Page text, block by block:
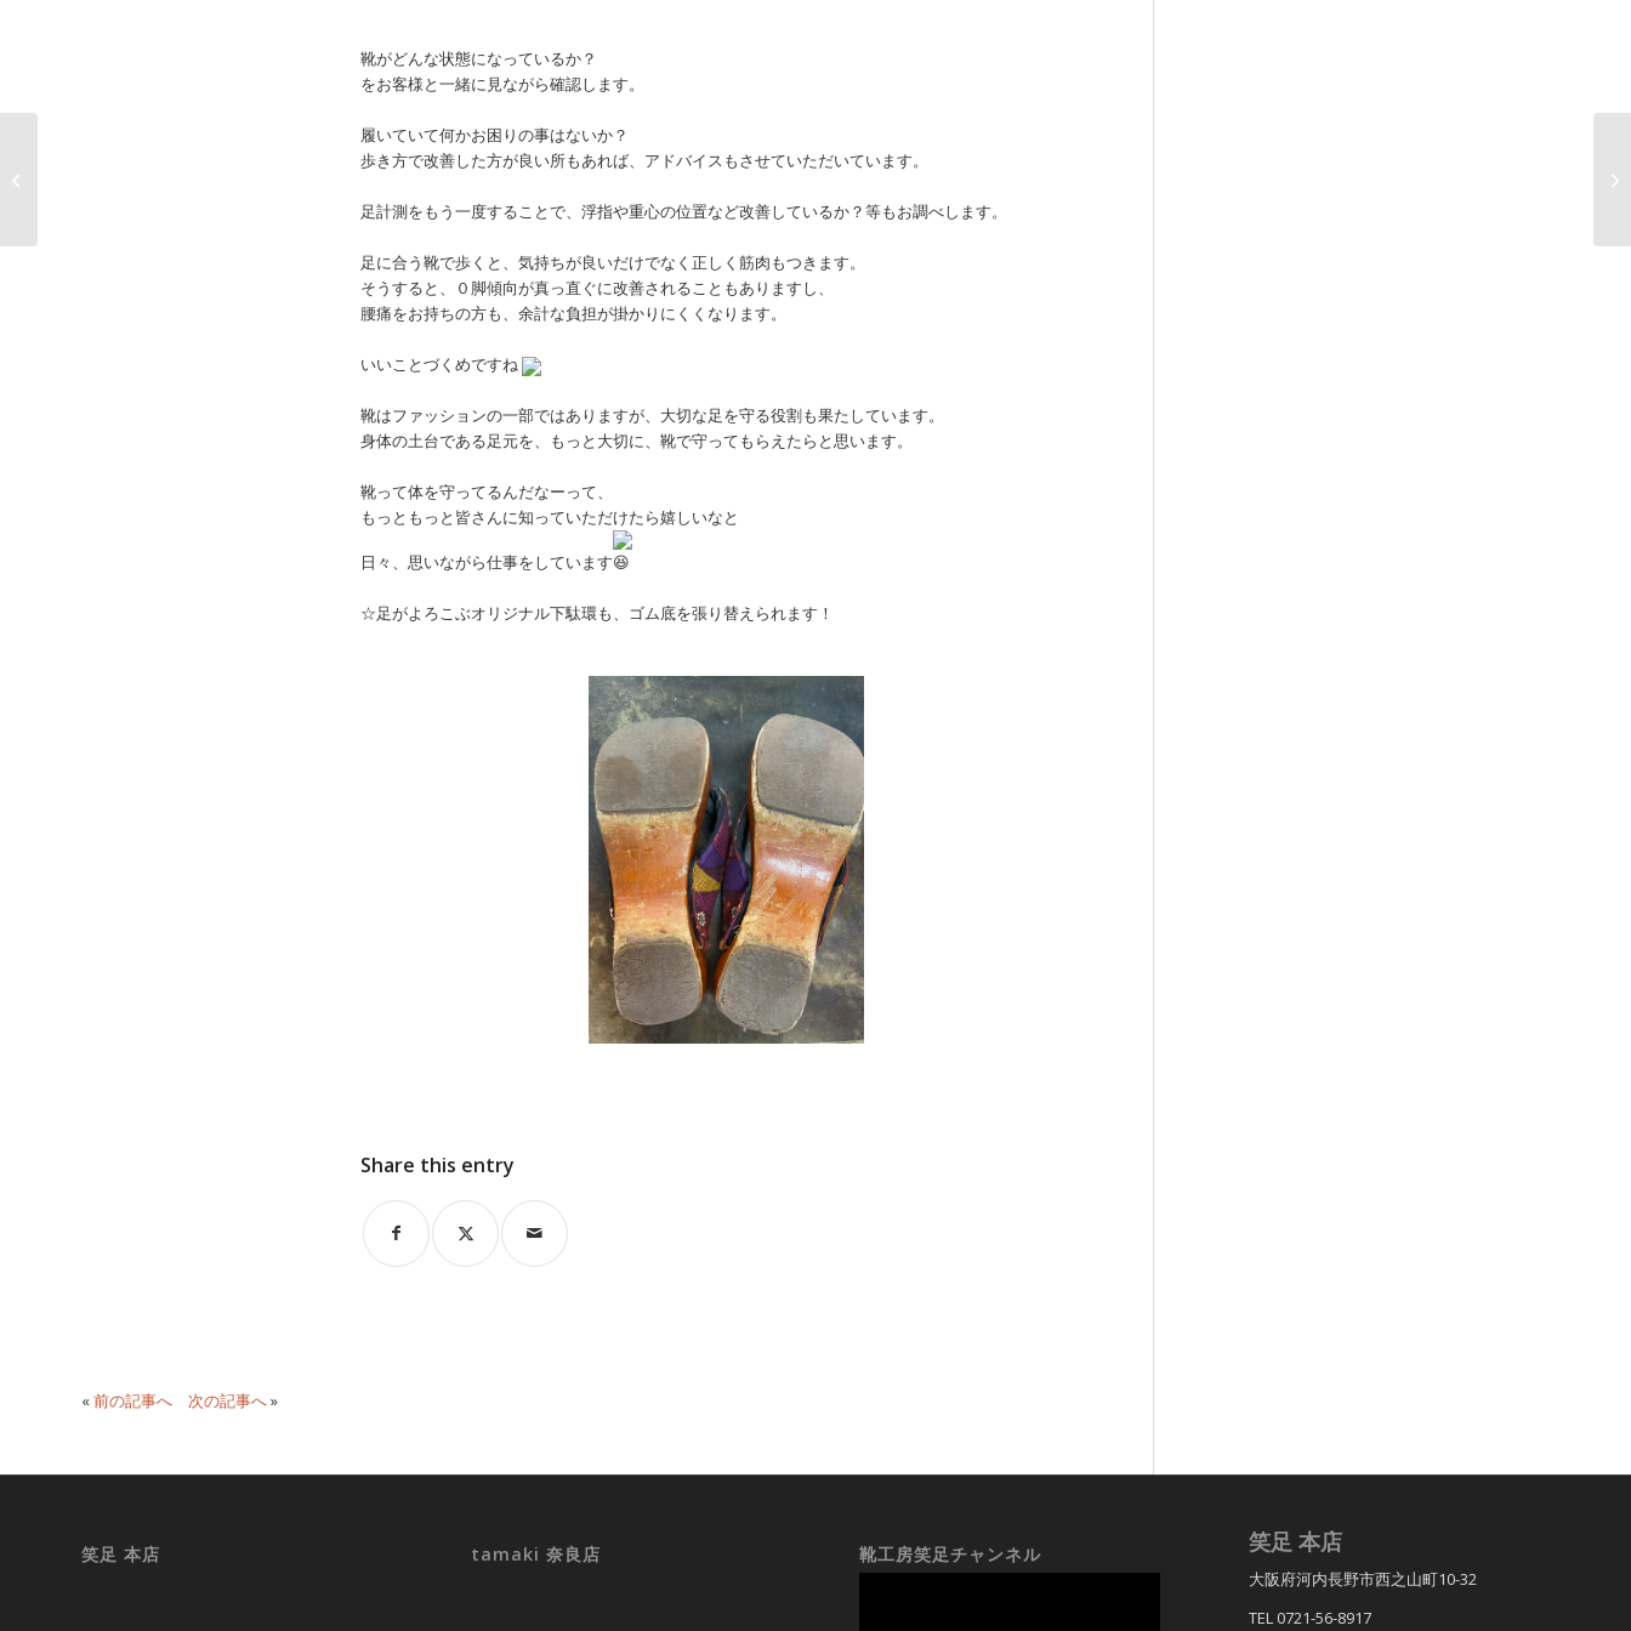
靴がどんな状態になっているか？
をお客様と一緒に見ながら確認します。
履いていて何かお困りの事はないか？
歩き方で改善した方が良い所もあれば、アドバイスもさせていただいています。
足計測をもう一度することで、浮指や重心の位置など改善しているか？等もお調べします。
足に合う靴で歩くと、気持ちが良いだけでなく正しく筋肉もつきます。
そうすると、０脚傾向が真っ直ぐに改善されることもありますし、
腰痛をお持ちの方も、余計な負担が掛かりにくくなります。
いいことづくめですね
靴はファッションの一部ではありますが、大切な足を守る役割も果たしています。
身体の土台である足元を、もっと大切に、靴で守ってもらえたらと思います。
靴って体を守ってるんだなーって、
もっともっと皆さんに知っていただけたら嬉しいなと
日 々、思いながら仕事をしています
☆足がよろこぶオリジナル下駄環も、ゴム底を張り替えられます！
Share this entry
«前の記事へ 次の記事へ»
笑足 本店 tamaki 奈良店 靴工房笑足チャンネル 笑足 本店
大阪府河内長野市西之山町10-32
TEL 0721-56-8917